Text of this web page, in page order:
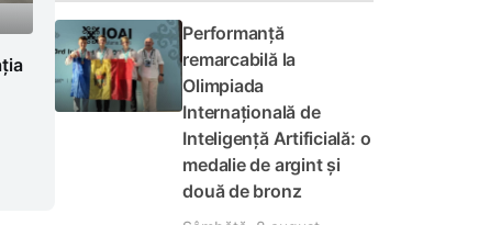
Performanță
remarcabilă la
Olimpiada
Internațională de
Inteligență Artificială: o
medalie de argint și
două de bronz